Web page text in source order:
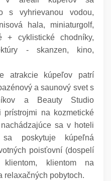
s vyhrievanou vodou,
hala, miniaturgolf,
+ cyklistické chodníky,
- skanzen, kino,
atrakcie kúpeľov patrí
a saunový svet s
a Beauty Studio
prístrojmi na kozmetické
sa v hoteli
poskytuje kúpeľná
poisťovní (dospelí
klientom na
relaxačných pobytoch.